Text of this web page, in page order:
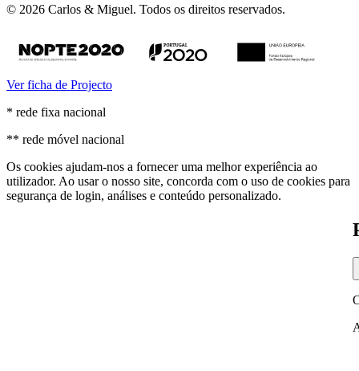
© 2026 Carlos & Miguel. Todos os direitos reservados.
Ver ficha de Projecto
* rede fixa nacional
** rede móvel nacional
Os cookies ajudam-nos a fornecer uma melhor experiência ao
utilizador. Ao usar o nosso site, concorda com o uso de cookies para
segurança de login, análises e conteúdo personalizado.